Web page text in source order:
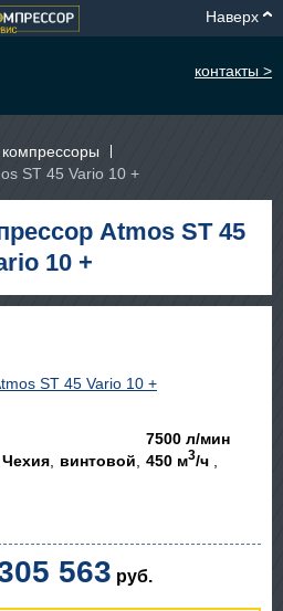
Наверх
контакты >
ST 45 Vario 10 +
Atmos ST 45
10 +
Чехия винтовой
7500 л/мин
450 м3/ч
563 руб.